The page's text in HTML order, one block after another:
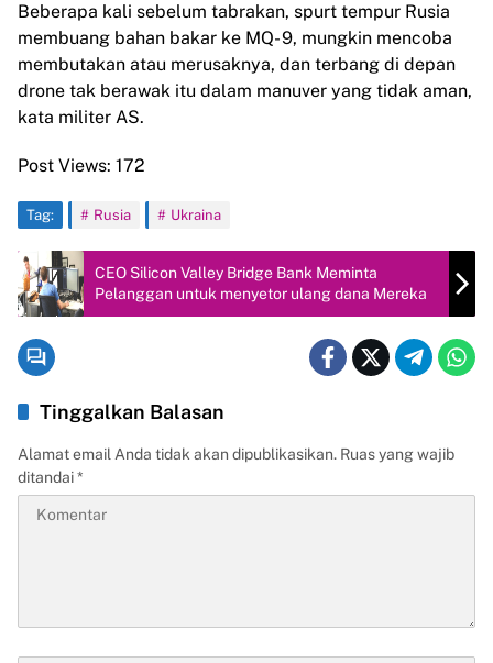
Beberapa kali sebelum tabrakan, spurt tempur Rusia
membuang bahan bakar ke MQ- 9, mungkin mencoba
membutakan atau merusaknya, dan terbang di depan
drone tak berawak itu dalam manuver yang tidak aman,
kata militer AS.
Post Views: 172
Tag: Rusia Ukraina
CEO Silicon Valley Bridge Bank Meminta
Pelanggan untuk menyetor ulang dana Mereka
Tinggalkan Balasan
Alamat email Anda tidak akan dipublikasikan. Ruas yang wajib
ditandai*